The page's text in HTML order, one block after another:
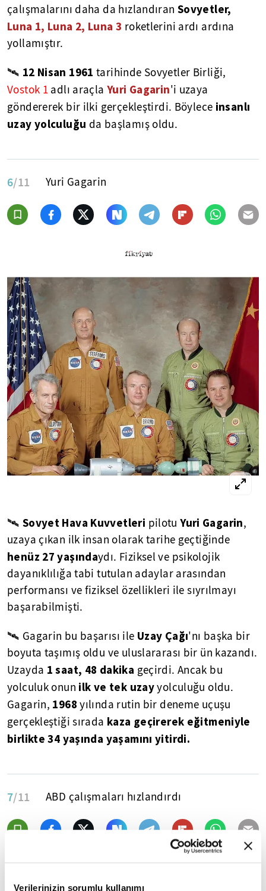
Verilerinizin sorumlu kullanımı
çalışmalarını daha da hızlandıran Sovyetler,
Luna 1, Luna 2, Luna 3 roketlerini ardı ardına
yollamıştır.
🛰 12 Nisan 1961 tarihinde Sovyetler Birliği,
Vostok 1 adlı araçla Yuri Gagarin'i uzaya
göndererek bir ilki gerçekleştirdi. Böylece insanlı
uzay yolculuğu da başlamış oldu.
6/11 Yuri Gagarin
🛰 Sovyet Hava Kuvvetleri pilotuYuri Gagarin,
uzaya çıkan ilk insan olarak tarihe geçtiğinde
henüz 27 yaşındaydı. Fiziksel ve psikolojik
dayanıklılığa tabi tutulan adaylar arasından
performansı ve fiziksel özellikleri ile sıyrılmayı
başarabilmişti.
🛰 Gagarin bu başarısı ile Uzay Çağı'nı başka bir
boyuta taşımış oldu ve uluslararası bir ün kazandı.
Uzayda 1 saat, 48 dakika geçirdi. Ancak bu
yolculuk onun ilk ve tek uzayyolculuğu oldu.
Gagarin, 1968yılında rutin bir deneme uçuşu
gerçekleştiği sırada kaza geçirerek eğitmeniyle
birlikte 34 yaşında yaşamını yitirdi.
7/11 ABD çalışmaları hızlandırdı